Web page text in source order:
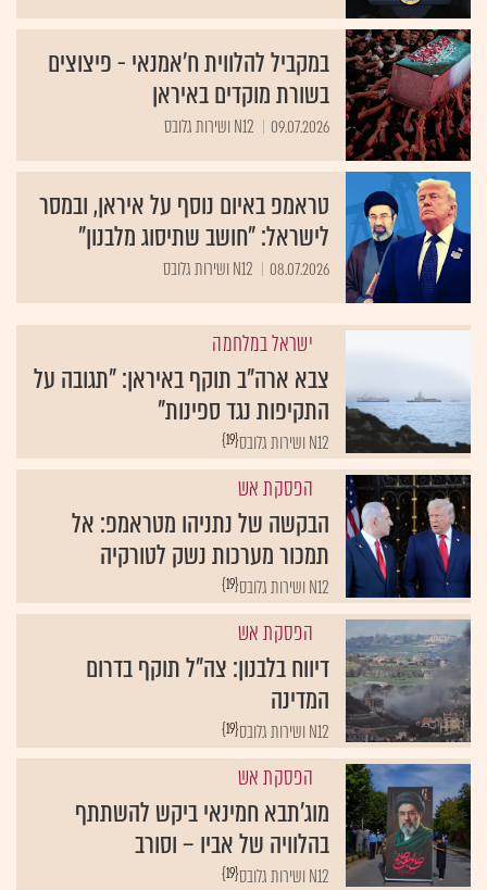
במקביל להלווית ח'אמנאי - פיצוצים
בשורת מוקדים באיראן
09.07.2026 N12 ושירות גלובס
טראמפ באיום נוסף על איראן, ובמסר
לישראל: "חושב שתיסוג מלבנון"
08.07.2026 N12 ושירות גלובס
ישראל במלחמה
צבא ארה"ב תוקף באיראן: "תגובה על
התקיפות נגד ספינות"
{19} N12 ושירות גלובס
הפסקת אש
הבקשה של נתניהו מטראמפ: אל
תמכור מערכות נשק לטורקיה
{19} N12 ושירות גלובס
הפסקת אש
דיווח בלבנון: צה"ל תוקף בדרום
המדינה
{19} N12 ושירות גלובס
הפסקת אש
מוג'תבא חמינאי ביקש להשתתף
בהלוויה של אביו – וסורב
{19} N12 ושירות גלובס